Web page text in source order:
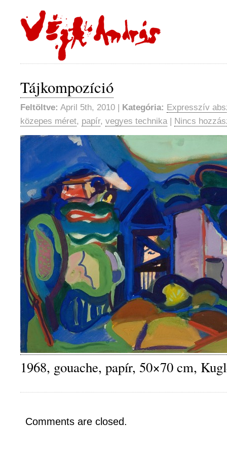
Tájkompozíció
Feltöltve: April 5th, 2010 | Kategória: Expresszív
közepes méret, papír, vegyes technika| Nincs
1968, gouache, papír, 50×70 cm,
Comments are closed.